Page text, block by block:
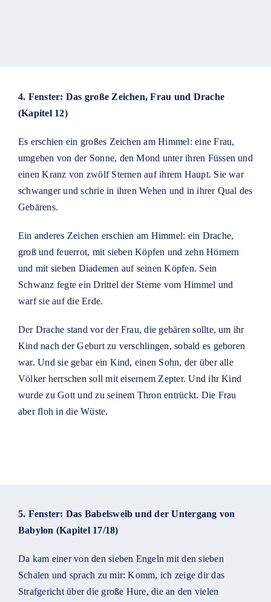
4. Fenster: Das große Zeichen, Frau und Drache
(Kapitel 12)
Es erschien ein großes Zeichen am Himmel: eine Frau,
umgeben von der Sonne, den Mond unter ihren Füssen und
einen Kranz von zwölf Sternen auf ihrem Haupt. Sie war
schwanger und schrie in ihren Wehen und in ihrer Qual des
Gebärens.
Ein anderes Zeichen erschien am Himmel: ein Drache,
groß und feuerrot, mit sieben Köpfen und zehn Hörnern
und mit sieben Diademen auf seinen Köpfen. Sein
Schwanz fegte ein Drittel der Sterne vom Himmel und
warf sie auf die Erde.
Der Drache stand vor der Frau, die gebären sollte, um ihr
Kind nach der Geburt zu verschlingen, sobald es geboren
war. Und sie gebar ein Kind, einen Sohn, der über alle
Völker herrschen soll mit eisernem Zepter. Und ihr Kind
wurde zu Gott und zu seinem Thron entrückt. Die Frau
aber floh in die Wüste.
5. Fenster: Das Babelsweib und der Untergang von
Babylon (Kapitel 17/18)
Da kam einer von den sieben Engeln mit den sieben
Schalen und sprach zu mir: Komm, ich zeige dir das
Strafgericht über die große Hure, die an den vielen